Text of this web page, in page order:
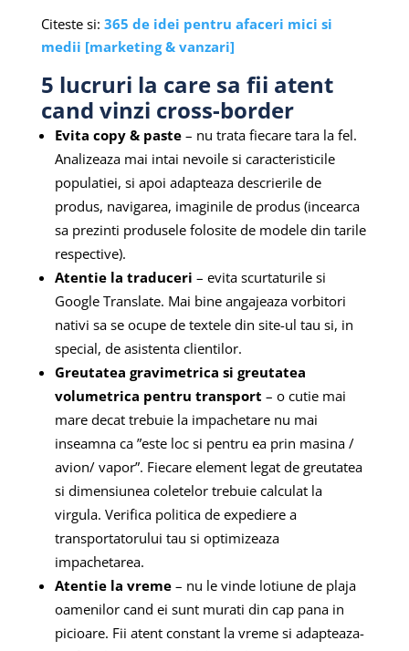
Citeste si: 365 de idei pentru afaceri mici si
medii [marketing & vanzari]
5 lucruri la care sa fii atent
cand vinzi cross-border
Evita copy & paste– nu trata fiecare tara la fel.
Analizeaza mai intai nevoile si caracteristicile
populatiei, si apoi adapteaza descrierile de
produs, navigarea, imaginile de produs (incearca
sa prezinti produsele folosite de modele din tarile
respective).
Atentie la traduceri – evita scurtaturile si
Google Translate. Mai bine angajeaza vorbitori
nativi sa se ocupe de textele din site-ul tau si, in
special, de asistenta clientilor.
Greutatea gravimetrica si greutatea
volumetrica pentru transport – o cutie mai
mare decat trebuie la impachetare nu mai
inseamna ca ”este loc si pentru ea prin masina /
avion/ vapor”. Fiecare element legat de greutatea
si dimensiunea coletelor trebuie calculat la
virgula. Verifica politica de expediere a
transportatorului tau si optimizeaza
impachetarea.
Atentie la vreme– nu le vinde lotiune de plaja
oamenilor cand ei sunt murati din cap pana in
picioare. Fii atent constant la vreme si adapteaza-